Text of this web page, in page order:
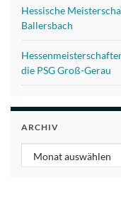
Hessische
Ballersbach
die PSG Groß-Gerau
ARCHIV
Archiv